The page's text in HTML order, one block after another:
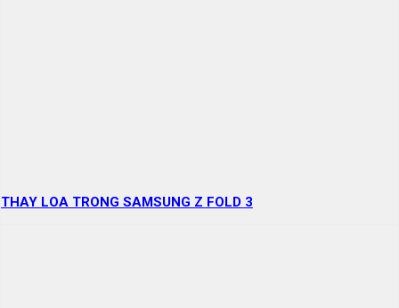
THAY LOA TRONG SAMSUNG Z FOLD 3